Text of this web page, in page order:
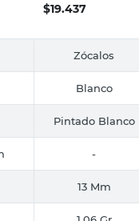
$19.437
Zócalos
Blanco
Pintado Blanco
-
13 Mm